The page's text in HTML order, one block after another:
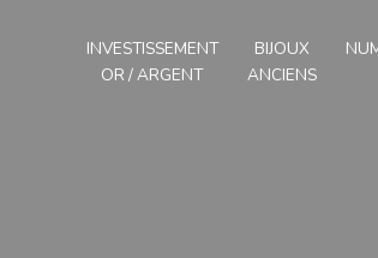
INVESTISSEMENT
OR / ARGENT
BIJOUX
ANCIENS